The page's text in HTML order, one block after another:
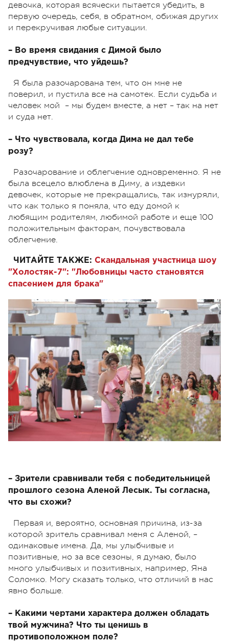
девочка, которая всячески пытается убедить, в
первую очередь, себя, в обратном, обижая других
и перекручивая любые ситуации.
– Во время свидания с Димой было
предчувствие, что уйдешь?
Я была разочарована тем, что он мне не
поверил, и пустила все на самотек. Если судьба и
человек мой – мы будем вместе, а нет – так на нет
и суда нет.
– Что чувствовала, когда Дима не дал тебе
розу?
Разочарование и облегчение одновременно. Я не
была всецело влюблена в Диму, а издевки
девочек, которые не прекращались, так изнуряли,
что как только я поняла, что еду домой к
любящим родителям, любимой работе и еще 100
положительным факторам, почувствовала
облегчение.
ЧИТАЙТЕ ТАКЖЕ: Скандальная участница шоу
"Холостяк-7": "Любовницы часто становятся
спасением для брака"
– Зрители сравнивали тебя с победительницей
прошлого сезона Аленой Лесык. Ты согласна,
что вы схожи?
Первая и, вероятно, основная причина, из-за
которой зритель сравнивал меня с Аленой, –
одинаковые имена. Да, мы улыбчивые и
позитивные, но за все сезоны, я думаю, было
много улыбчивых и позитивных, например, Яна
Соломко. Могу сказать только, что отличий в нас
явно больше.
– Какими чертами характера должен обладать
твой мужчина? Что ты ценишь в
противоположном поле?